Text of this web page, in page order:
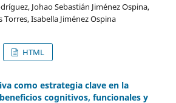
Johao Sebastián Jiménez Ospina,
Isabella Jiménez Ospina
HTML
como estrategia clave en la
cognitivos, funcionales y